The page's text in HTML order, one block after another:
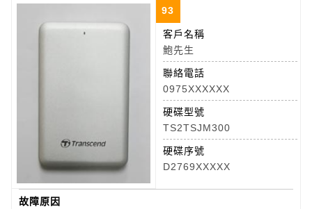
93
客戶名稱
鮑先生
聯絡電話
0975XXXXXX
硬碟型號
TS2TSJM300
硬碟序號
D2769XXXXX
故障原因